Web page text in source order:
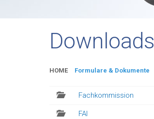
Downloads
HOME Formulare & Dokumente
Fachkommission
FAI